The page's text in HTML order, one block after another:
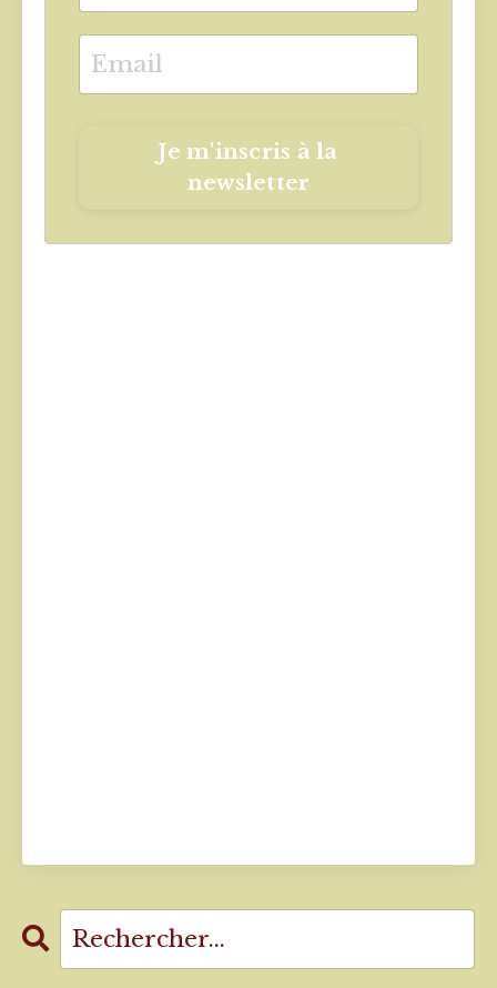
Je m'inscris à la
newsletter